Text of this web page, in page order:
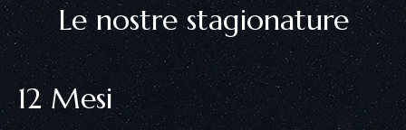
Le nostre stagionature
12 Mesi